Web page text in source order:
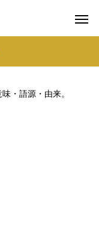
・語源・由来。